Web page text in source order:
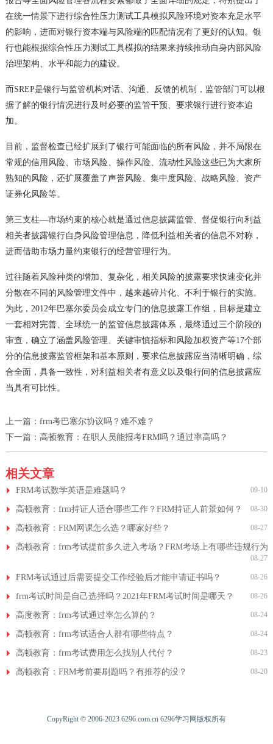
在统一情景下进行综合性压力测试工具模拟风险环境对资本充足水平
的影响，进而对银行资本端与风险端的匹配情况有了更好的认知。银
行也能根据综合性压力测试工具模拟的结果来持续推动自身内部风险
治理架构、水平和能力的建设。
而SREP是银行与监管机构对话、沟通、反馈的机制，监管部门可以根
据了解的银行情况进行及时必要的监管干预、要求银行进行资本追
加。
目前，监督检查已经扩展到了银行可能面临的所有风险，并不局限在
常规的信用风险、市场风险、操作风险、流动性风险这些已为大家所
熟知的风险，还扩展覆盖了声誉风险、集中度风险、战略风险、资产
证券化风险等。
第三支柱—市场约束的核心就是通过信息披露监管、督促银行向利益
相关者披露银行自身风险管理信息，降低利益相关者的信息不对称，
进而借助市场力量约束银行的经营管理行为。
过往随着风险种类的增加、复杂化，相关风险的披露要求快速变化并
分散在不同的风险管理文件中，越来越碎片化、不利于银行的实施。
为此，2012年巴塞尔委员会成立专门的信息披露工作组，目标是建立
一套相对完善、全球统一的监管信息披露体系，最终通过三个阶段的
审查，确立了涵盖风险管理、关键审慎指标和风险加权资产等17个部
分的信息披露监管框架和基本原则，要求信息披露应当清晰明确，综
合全面，具备一致性，对利益相关者有意义以及银行间的信息披露应
当具有可比性。
上一篇： frm考巴塞尔协议吗？难不难？
下一篇： 高顿教育：在职人员能报考FRM吗？通过率高吗？
相关文章
FRM考试数学英语是难题吗？ 09-10
高顿教育：frm持证人适合哪些工作？FRM持证人前景如何？ 08-30
高顿教育：FRM网课怎么选？哪家好些？ 08-27
高顿教育：frm考试提前多久进入考场？FRM考场上有哪些违规行为
08-27
FRM考试通过后需要提交工作经验后才能申请证书吗？ 08-26
frm考试时间是自己选择吗？2021年FRM考试时间是哪天？ 08-26
高度教育：frm考试通过率怎么算的？ 08-24
高顿教育：frm考试适合人群有哪些特点？ 08-24
高顿教育：frm考试费用怎么找别人代付？ 08-23
高顿教育：FRM考前要刷题吗？有推荐的没？ 08-20
CopyRight © 2006-2023 6296.com.cn 6296学习网版权所有